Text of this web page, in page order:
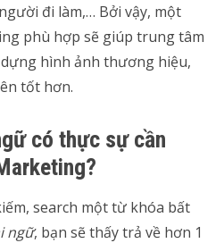
đi làm,… Bởi vậy, một
phù hợp sẽ giúp trung tâm
hình ảnh thương hiệu,
tốt hơn.
có thực sự cần
search một từ khóa bất
ngữ, bạn sẽ thấy trả về hơn 1